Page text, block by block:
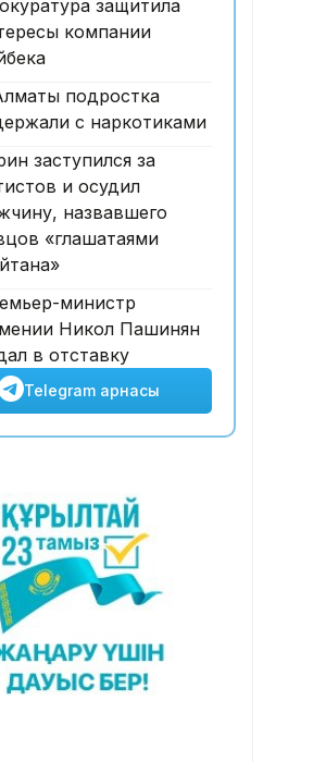
Тамыз 2026
2 млн теңге
қай саланың
ұсынылады?
Тамыз 2026
жолаушы мінген
әуе таксиі алғаш
көтерілді
защитила
компании
подростка
с наркотиками
заступился за
и осудил
назвавшего
«глашатаями
министр
Никол Пашинян
в отставку
Telegram арнасы